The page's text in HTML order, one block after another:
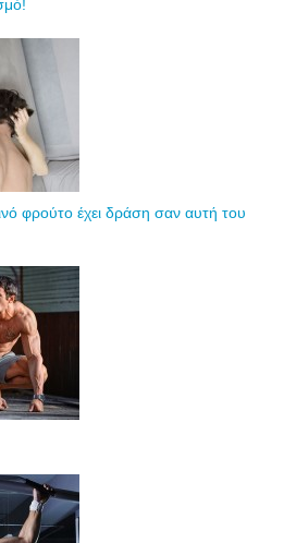
φρούτο έχει δράση σαν αυτή του